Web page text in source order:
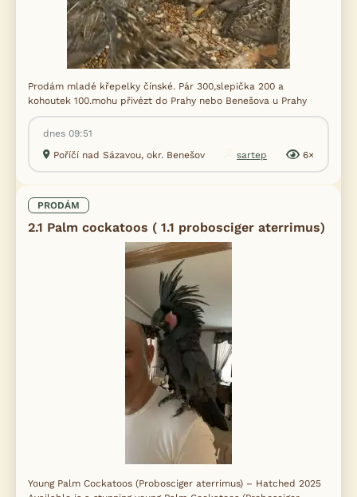
Prodám mladé křepelky čínské. Pár 300,slepička 200 a
kohoutek 100.mohu přivézt do Prahy nebo Benešova u Prahy
dnes 09:51
Poříčí nad Sázavou, okr. Benešov
sartep 6×
PRODÁM
2.1 Palm cockatoos ( 1.1 probosciger aterrimus)
Young Palm Cockatoos (Probosciger aterrimus) – Hatched 2025